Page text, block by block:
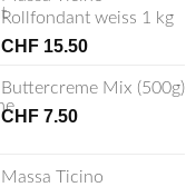
Rollfondant weiss 1 kg
CHF 15.50
Buttercreme Mix (500g)
CHF 7.50
Massa Ticino